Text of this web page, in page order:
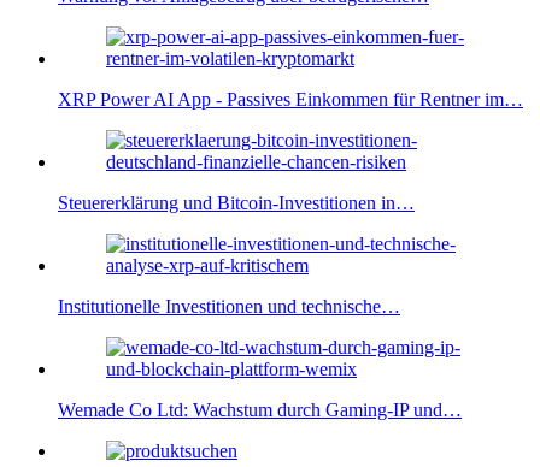
XRP Power AI App - Passives Einkommen für Rentner im…
Steuererklärung und Bitcoin-Investitionen in…
Institutionelle Investitionen und technische…
Wemade Co Ltd: Wachstum durch Gaming-IP und…